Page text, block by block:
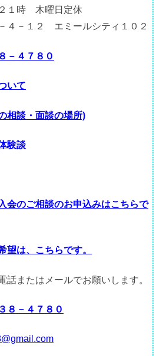
１時 木曜日定休
４－１２ エミールシティ１０２
－４７８０
いて
相談・面談の場所)
験談
会のご相談のお申込みはこちらで
望は、こちらです。
話またはメールでお願いします。
８－４７８０